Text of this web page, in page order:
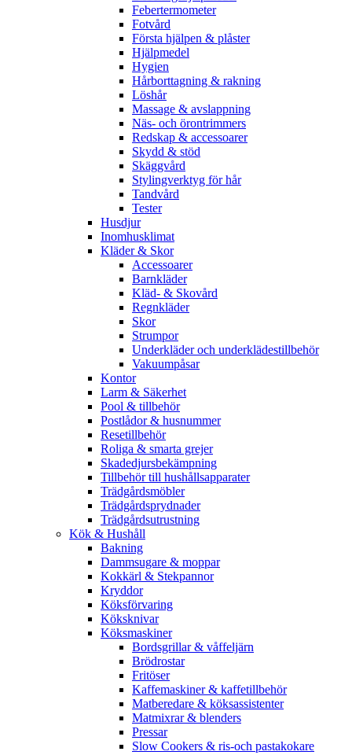
Febertermometer
Fotvård
Första hjälpen & plåster
Hjälpmedel
Hygien
Hårborttagning & rakning
Löshår
Massage & avslappning
Näs- och örontrimmers
Redskap & accessoarer
Skydd & stöd
Skäggvård
Stylingverktyg för hår
Tandvård
Tester
Husdjur
Inomhusklimat
Kläder & Skor
Accessoarer
Barnkläder
Kläd- & Skovård
Regnkläder
Skor
Strumpor
Underkläder och underklädestillbehör
Vakuumpåsar
Kontor
Larm & Säkerhet
Pool & tillbehör
Postlådor & husnummer
Resetillbehör
Roliga & smarta grejer
Skadedjursbekämpning
Tillbehör till hushållsapparater
Trädgårdsmöbler
Trädgårdsprydnader
Trädgårdsutrustning
Kök & Hushåll
Bakning
Dammsugare & moppar
Kokkärl & Stekpannor
Kryddor
Köksförvaring
Köksknivar
Köksmaskiner
Bordsgrillar & våffeljärn
Brödrostar
Fritöser
Kaffemaskiner & kaffetillbehör
Matberedare & köksassistenter
Matmixrar & blenders
Pressar
Slow Cookers & ris-och pastakokare